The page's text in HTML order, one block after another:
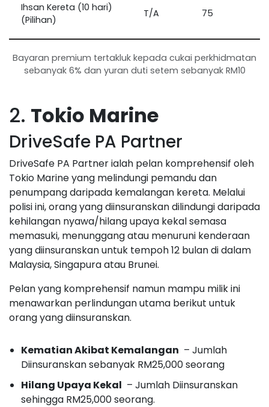
Ihsan Kereta (10 hari)
(Pilihan)
T/A 75
Bayaran premium tertakluk kepada cukai perkhidmatan
sebanyak 6% dan yuran duti setem sebanyak RM10
2. Tokio Marine
DriveSafe PA Partner
DriveSafe PA Partner ialah pelan komprehensif oleh
Tokio Marine yang melindungi pemandu dan
penumpang daripada kemalangan kereta. Melalui
polisi ini, orang yang diinsuranskan dilindungi daripada
kehilangan nyawa/hilang upaya kekal semasa
memasuki, menunggang atau menuruni kenderaan
yang diinsuranskan untuk tempoh 12 bulan di dalam
Malaysia, Singapura atau Brunei.
Pelan yang komprehensif namun mampu milik ini
menawarkan perlindungan utama berikut untuk
orang yang diinsuranskan.
Kematian Akibat Kemalangan – Jumlah
Diinsuranskan sebanyak RM25,000 seorang
Hilang Upaya Kekal – Jumlah Diinsuranskan
sehingga RM25,000 seorang.